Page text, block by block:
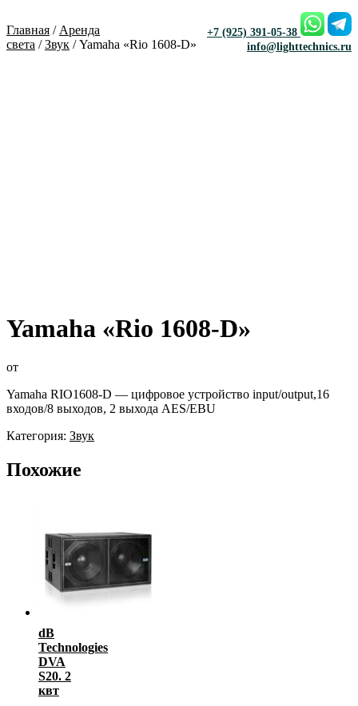
+7 (925) 391-05-38
info@lighttechnics.ru
Главная /Аренда
света /Звук / Yamaha «Rio 1608-D»
Yamaha «Rio 1608-D»
от
Yamaha RIO1608-D — цифровое устройство input/output,16
входов/8 выходов, 2 выхода AES/EBU
Категория: Звук
Похожие
dB
Technologies
DVA
S20. 2
квт